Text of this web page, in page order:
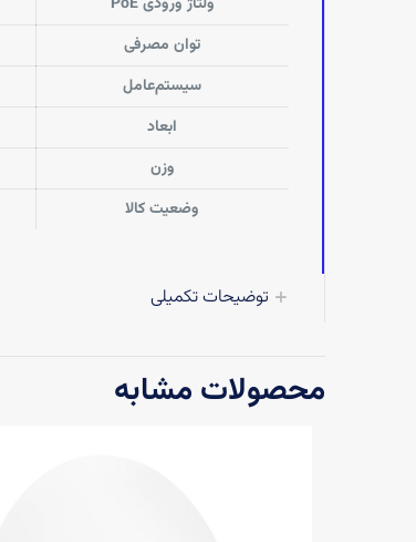
توان مصرفی
سیستم‌عامل
ابعاد
وزن
وضعیت کالا
توضیحات تکمیلی
محصولات مشابه